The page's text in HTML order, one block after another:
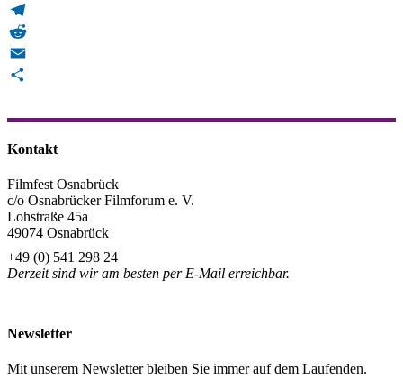
WhatsApp
Telegram
Reddit
Email
Kontakt
Filmfest Osnabrück
c/o Osnabrücker Filmforum e. V.
Lohstraße 45a
49074 Osnabrück
+49 (0) 541 298 24
Derzeit sind wir am besten per E-Mail erreichbar.
Newsletter
Mit unserem Newsletter bleiben Sie immer auf dem Laufenden.